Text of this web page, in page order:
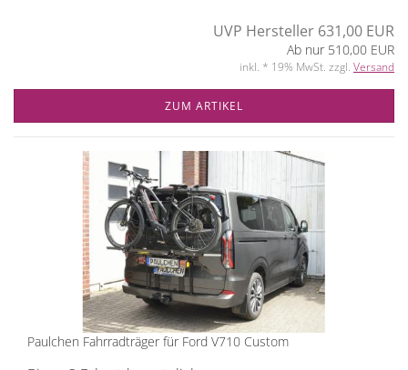
UVP Hersteller 631,00 EUR
Ab nur 510,00 EUR
inkl. * 19% MwSt. zzgl. Versand
ZUM ARTIKEL
Paulchen Fahrradträger für Ford V710 Custom